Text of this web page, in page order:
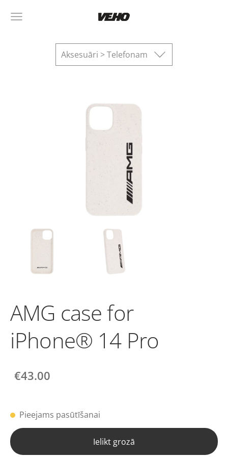
Aksesuāri > Telefonam
AMG case for
iPhone® 14 Pro
€43.00
Pieejams pasūtīšanai
Ielikt grozā